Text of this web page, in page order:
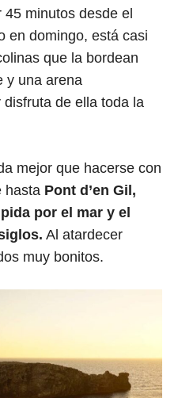
minutos desde el
en domingo, está casi
que la bordean
y una arena
de ella toda la
mejor que hacerse con
hasta Pont d’en Gil,
por el mar y el
Al atardecer
muy bonitos.